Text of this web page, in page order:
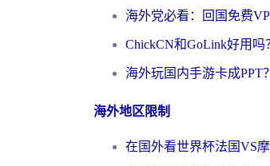
海外地区限制